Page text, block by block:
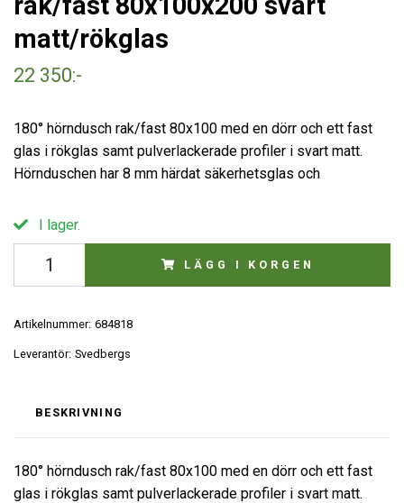
matt/rökglas
22 350:-
180° hörndusch rak/fast 80x100 med en dörr och ett fast
glas i rökglas samt pulverlackerade profiler i svart matt.
Hörnduschen har 8 mm härdat säkerhetsglas och
I lager.
LÄGG I KORGEN
Artikelnummer: 684818
Leverantör: Svedbergs
BESKRIVNING
180° hörndusch rak/fast 80x100 med en dörr och ett fast
glas i rökglas samt pulverlackerade profiler i svart matt.